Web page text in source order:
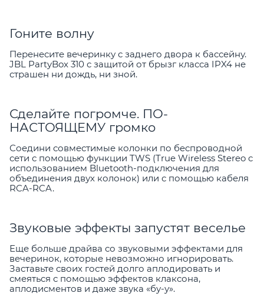
Гоните волну
Перенесите вечеринку с заднего двора к бассейну.
JBL PartyBox 310 с защитой от брызг класса IPX4 не
страшен ни дождь, ни зной.
Сделайте погромче. ПО-
НАСТОЯЩЕМУ громко
Соедини совместимые колонки по беспроводной
сети с помощью функции TWS (True Wireless Stereo с
использованием Bluetooth-подключения для
объединения двух колонок) или с помощью кабеля
RCA-RCA.
Звуковые эффекты запустят веселье
Еще больше драйва со звуковыми эффектами для
вечеринок, которые невозможно игнорировать.
Заставьте своих гостей долго аплодировать и
смеяться с помощью эффектов клаксона,
аплодисментов и даже звука «бу-у».